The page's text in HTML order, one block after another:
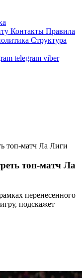
Контакты Правила
Структура
telegram viber
топ-матч Ла Лиги
топ-матч Ла
перенесенного
подскажет